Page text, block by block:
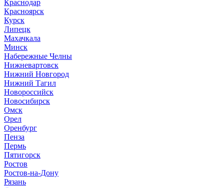
Краснодар
Красноярск
Курск
Липецк
Махачкала
Минск
Набережные Челны
Нижневартовск
Нижний Новгород
Нижний Тагил
Новороссийск
Новосибирск
Омск
Орел
Оренбург
Пенза
Пермь
Пятигорск
Ростов
Ростов-на-Дону
Рязань